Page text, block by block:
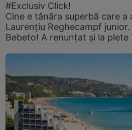
#Exclusiv Click!
Cine e tânăra superbă care a
Laurențiu Reghecampf
Bebeto! A renunțat și la plete